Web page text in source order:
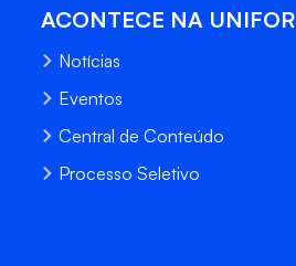
ACONTECE NA UNIFOR
Notícias
Eventos
Central de Conteúdo
Processo Seletivo